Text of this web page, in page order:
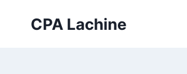
CPA Lachine